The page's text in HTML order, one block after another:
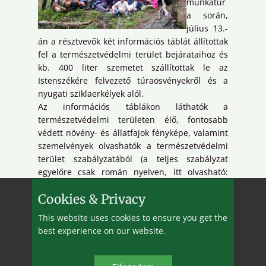
a során,
július 13.-
án a résztvevők két információs táblát állítottak
fel a természetvédelmi terület bejárataihoz és
kb. 400 liter szemetet szállítottak le az
Istenszékére felvezető túraösvényekről és a
nyugati sziklaerkélyek alól.
Az információs táblákon láthatók a
természetvédelmi területen élő, fontosabb
védett növény- és állatfajok fényképe, valamint
szemelvények olvashatók a természetvédelmi
terület szabályzatából (a teljes szabályzat
egyelőre csak román nyelven, itt olvasható:
Cookies & Privacy
This website uses cookies to ensure you get the
best experience on our website.